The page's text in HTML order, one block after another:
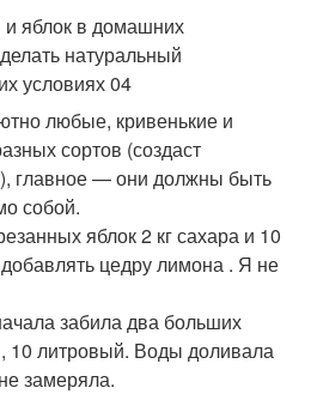
любые, кривенькие и
сортов (создаст
главное — они должны быть
собой.
яблок 2 кг сахара и 10
цедру лимона . Я не
забила два больших
10 литровый. Воды доливала
замеряла.